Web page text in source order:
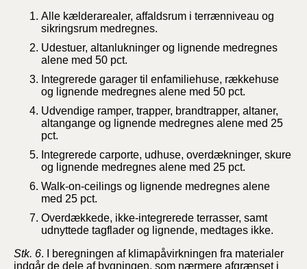
Alle kælderarealer, affaldsrum i terrænniveau og
sikringsrum medregnes.
Udestuer, altanlukninger og lignende medregnes
alene med 50 pct.
Integrerede garager til enfamiliehuse, rækkehuse
og lignende medregnes alene med 50 pct.
Udvendige ramper, trapper, brandtrapper, altaner,
altangange og lignende medregnes alene med 25
pct.
Integrerede carporte, udhuse, overdækninger, skure
og lignende medregnes alene med 25 pct.
Walk-on-ceilings og lignende medregnes alene
med 25 pct.
Overdækkede, ikke-integrerede terrasser, samt
udnyttede tagflader og lignende, medtages ikke.
Stk. 6. I beregningen af klimapåvirkningen fra materialer
indgår de dele af bygningen, som nærmere afgrænset i